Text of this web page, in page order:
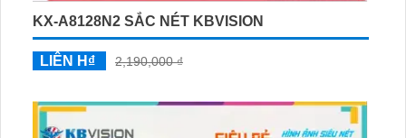
KX-A8128N2 SẮC NÉT KBVISION
LIÊN H₫ 2,190,000 ₫